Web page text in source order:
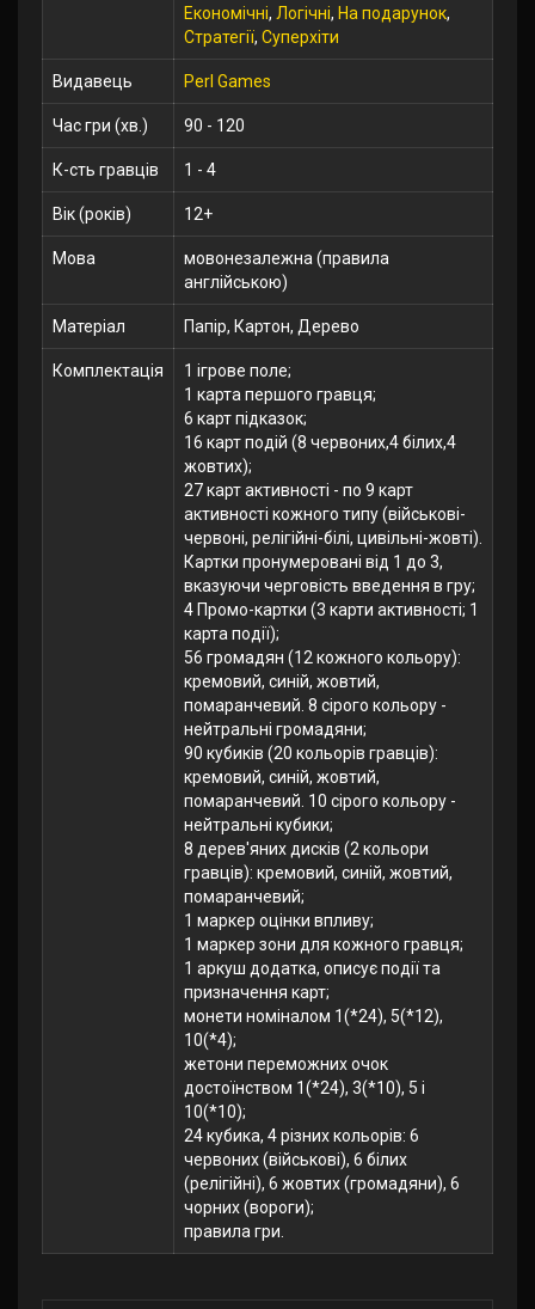
Економічні, Логічні, На подарунок,
Стратегії, Суперхіти
Видавець Perl Games
Час гри (хв.) 90 - 120
К-сть гравців 1 - 4
Вік (років) 12+
Мова
мовонезалежна (правила
англійською)
Матеріал Папір, Картон, Дерево
Комплектація
1 ігрове поле;
1 карта першого гравця;
6 карт підказок;
16 карт подій (8 червоних,4 білих,4
жовтих);
27 карт активності - по 9 карт
активності кожного типу (військові-
червоні, релігійні-білі, цивільні-жовті).
Картки пронумеровані від 1 до 3,
вказуючи черговість введення в гру;
4 Промо-картки (3 карти активності; 1
карта події);
56 громадян (12 кожного кольору):
кремовий, синій, жовтий,
помаранчевий. 8 сірого кольору -
нейтральні громадяни;
90 кубиків (20 кольорів гравців):
кремовий, синій, жовтий,
помаранчевий. 10 сірого кольору -
нейтральні кубики;
8 дерев'яних дисків (2 кольори
гравців): кремовий, синій, жовтий,
помаранчевий;
1 маркер оцінки впливу;
1 маркер зони для кожного гравця;
1 аркуш додатка, описує події та
призначення карт;
монети номіналом 1(*24), 5(*12),
10(*4);
жетони переможних очок
достоїнством 1(*24), 3(*10), 5 і
10(*10);
24 кубика, 4 різних кольорів: 6
червоних (військові), 6 білих
(релігійні), 6 жовтих (громадяни), 6
чорних (вороги);
правила гри.